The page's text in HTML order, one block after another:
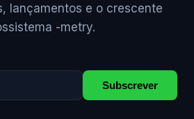
lançamentos e o crescente
-metry.
Subscrever